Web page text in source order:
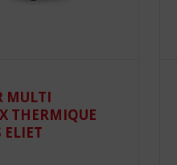
MULTI
THERMIQUE
ELIET